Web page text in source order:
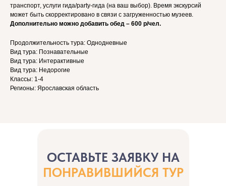
транспорт, услуги гида/party-гида (на ваш выбор). Время экскурсий
может быть скорректировано в связи с загруженностью музеев.
Дополнительно можно добавить обед – 600 р/чел.
Продолжительность тура: Однодневные
Вид тура: Познавательные
Вид тура: Интерактивные
Вид тура: Недорогие
Классы: 1-4
Регионы: Ярославская область
ОСТАВЬТЕ ЗАЯВКУ НА
ПОНРАВИВШИЙСЯ ТУР